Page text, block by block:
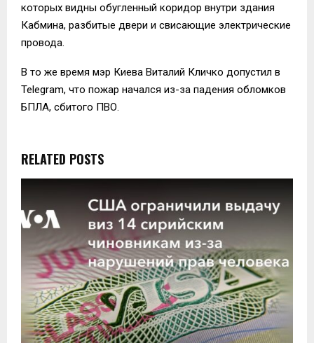
которых видны обугленный коридор внутри здания
Кабмина, разбитые двери и свисающие электрические
провода.
В то же время мэр Киева Виталий Кличко допустил в
Telegram, что пожар начался из-за падения обломков
БПЛА, сбитого ПВО.
RELATED POSTS